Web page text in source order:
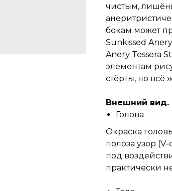
чистым,
бокам может
Sunkissed
Anery Tessera
элементам
стёрты, но всё
Внешний вид.
Голова
Окраска
полоза узор
под
практически